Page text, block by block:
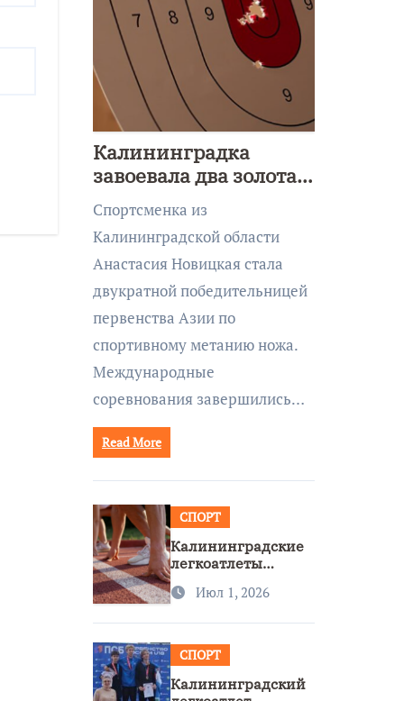
Калининградка
завоевала два золота
первенства Азии по
метанию ножа
Спортсменка из
Калининградской области
Анастасия Новицкая стала
двукратной победительницей
первенства Азии по
спортивному метанию ножа.
Международные
соревнования завершились…
Read More
СПОРТ
Калининградские
легкоатлеты
бронзы на
Июл 1, 2026
СПОРТ
Калининградский